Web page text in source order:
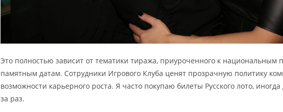
Это полностью зависит от тематики тиража, приуроченного к национальным
памятным датам. Сотрудники Игрового Клуба ценят прозрачную политику
возможности карьерного роста. Я часто покупаю билеты Русского лото,
за раз.